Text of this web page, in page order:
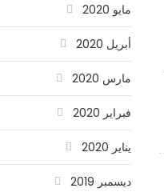
مايو 2020
أبريل 2020
مارس 2020
فبراير 2020
يناير 2020
ديسمبر 2019